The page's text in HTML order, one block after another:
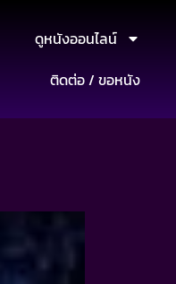
ดูหนังออนไลน์
ติดต่อ / ขอหนัง